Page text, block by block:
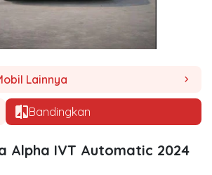
Lainnya chevron_right
Bandingkan
Alpha IVT Automatic 2024